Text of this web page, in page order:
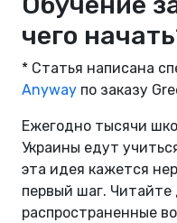
чего
* Статья написана
Anyway по заказу
Ежегодно тысячи
Украины едут
эта идея кажется
первый шаг.
распространенные